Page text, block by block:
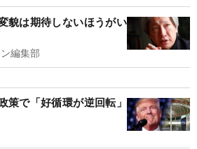
貌は期待しないほうがい
編集部
策で「好循環が逆回転」